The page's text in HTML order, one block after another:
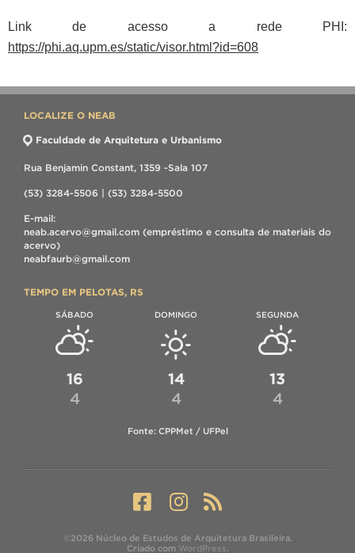
Link de acesso a rede PHI:
https://phi.aq.upm.es/static/visor.html?id=608
LOCALIZE O NEAB
Faculdade de Arquitetura e Urbanismo
Rua Benjamin Constant, 1359 -Sala 107
(53) 3284-5506 | (53) 3284-5500
E-mail:
neab.acervo@gmail.com (empréstimo e consulta de materiais do
acervo)
neabfaurb@gmail.com
TEMPO EM PELOTAS, RS
SÁBADO
16
4
DOMINGO
14
4
SEGUNDA
13
4
Fonte: CPPMet / UFPel
©2026 Núcleo de Estudos de Arquitetura Brasileira.
Criado com WordPress.